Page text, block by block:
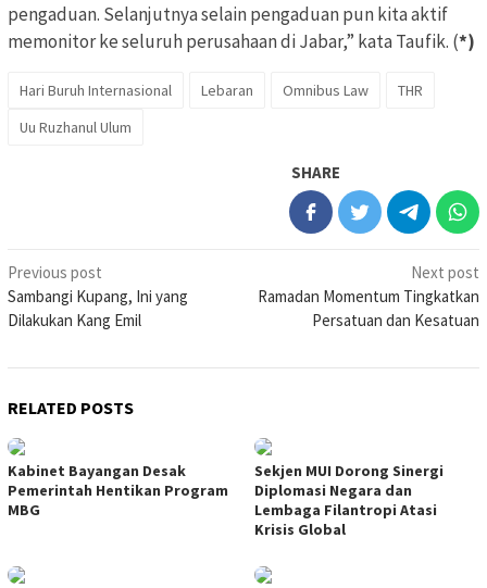
pengaduan. Selanjutnya selain pengaduan pun kita aktif
memonitor ke seluruh perusahaan di Jabar,” kata Taufik. (*)
Hari Buruh Internasional Lebaran Omnibus Law
THR
Uu Ruzhanul Ulum
SHARE
Post
navigation
Previous post
Sambangi Kupang, Ini yang
Dilakukan Kang Emil
Next post
Ramadan Momentum Tingkatkan
Persatuan dan Kesatuan
RELATED POSTS
Kabinet Bayangan Desak
Pemerintah Hentikan Program
MBG
Sekjen MUI Dorong Sinergi
Diplomasi Negara dan
Lembaga Filantropi Atasi
Krisis Global